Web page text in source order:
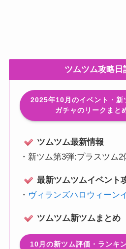
ツムツム攻略日
2025年10月のイベント・新
ガチャのリークまと
ツムツム最新情報
・ 新ツム第3弾:プラスツム
最新ツムツムイベント
・ ヴィランズハロウィーン
ツムツム新ツムまとめ
10月の新ツム評価・ランキ